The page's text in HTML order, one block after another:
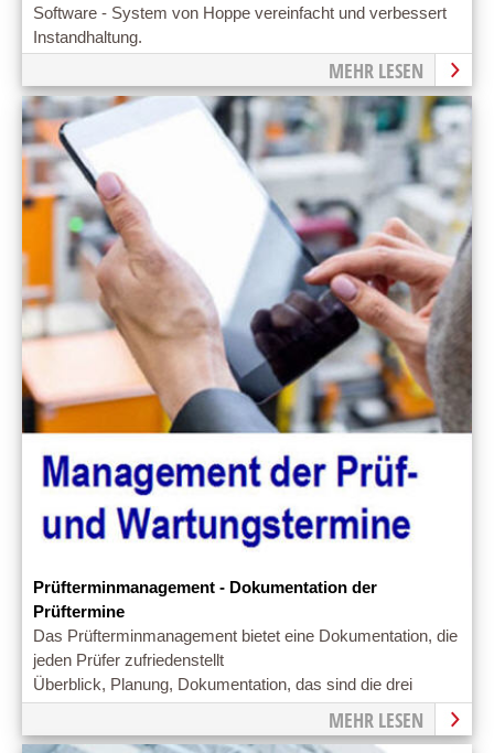
Software - System von Hoppe vereinfacht und verbessert
Instandhaltung.
MEHR LESEN
Prüfterminmanagement - Dokumentation der
Prüftermine
Das Prüfterminmanagement bietet eine Dokumentation, die
jeden Prüfer zufriedenstellt
Überblick, Planung, Dokumentation, das sind die drei
entscheidenden Säulen im Prüfterminmanagement
MEHR LESEN